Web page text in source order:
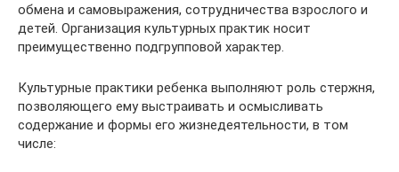
обмена и самовыражения, сотрудничества взрослого и
детей. Организация культурных практик носит
преимущественно подгрупповой характер.
Культурные практики ребенка выполняют роль стержня,
позволяющего ему выстраивать и осмысливать
содержание и формы его жизнедеятельности, в том
числе: